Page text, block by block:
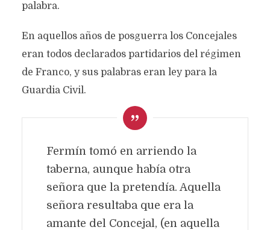
palabra.
En aquellos años de posguerra los Concejales
eran todos declarados partidarios del régimen
de Franco, y sus palabras eran ley para la
Guardia Civil.
Fermín tomó en arriendo la
taberna, aunque había otra
señora que la pretendía. Aquella
señora resultaba que era la
amante del Concejal, (en aquella